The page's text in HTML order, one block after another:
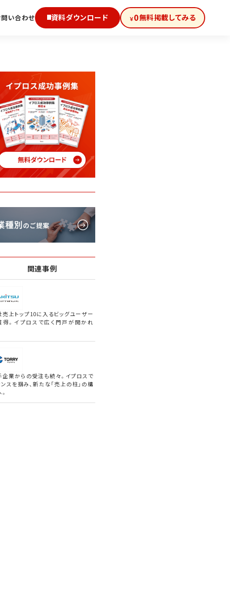
い合わせ 資料ダウンロード ￥0無料掲載してみる
関連事例
売上トップ10に入るビッグユーザー
得。イプロスで広く門戸が開かれ
企業からの受注も続々。イプロスで
ンスを掴み、新たな「売上の柱」の構